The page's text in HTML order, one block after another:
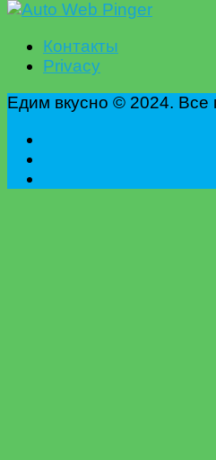
Контакты
Privacy
Едим вкусно © 2024.